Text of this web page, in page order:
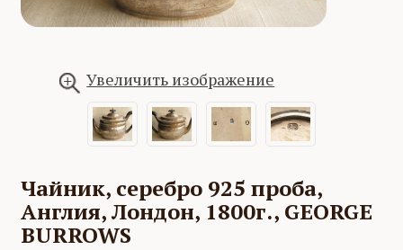
Увеличить изображение
Чайник, серебро 925 проба,
Англия, Лондон, 1800г., GEORGE
BURROWS